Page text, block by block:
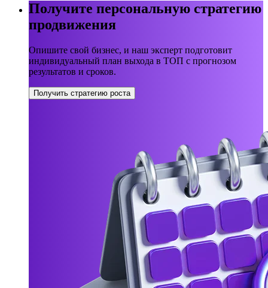
Получите персональную стратегию
продвижения
Опишите свой бизнес, и наш эксперт подготовит
индивидуальный план выхода в ТОП с прогнозом
результатов и сроков.
Получить стратегию роста